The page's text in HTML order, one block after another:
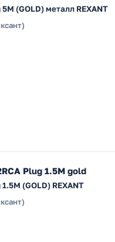
(GOLD) металл REXANT
Plug 1.5М gold
(GOLD) REXANT